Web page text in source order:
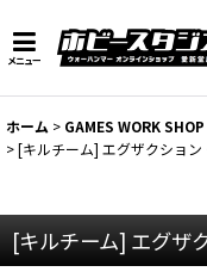
メニュー
ホーム > GAMES WORK
>[キルチーム] エグザクション
[キルチーム] エグザ